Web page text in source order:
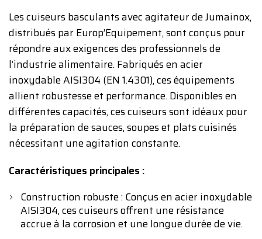
Les cuiseurs basculants avec agitateur de Jumainox,
distribués par Europ’Equipement, sont conçus pour
répondre aux exigences des professionnels de
l’industrie alimentaire. Fabriqués en acier
inoxydable AISI304 (EN 1.4301), ces équipements
allient robustesse et performance. Disponibles en
différentes capacités, ces cuiseurs sont idéaux pour
la préparation de sauces, soupes et plats cuisinés
nécessitant une agitation constante.
Caractéristiques principales :
Construction robuste : Conçus en acier inoxydable
AISI304, ces cuiseurs offrent une résistance
accrue à la corrosion et une longue durée de vie.